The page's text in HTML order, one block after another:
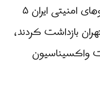
دیشب، شنبه ۲۳ مرداد، نیروهای امنیتی ایران ۵
بازداشت کردند،
واکسیناسیون